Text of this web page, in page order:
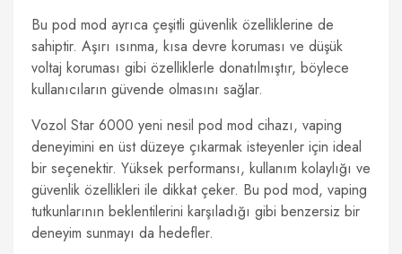
Bu pod mod ayrıca çeşitli güvenlik özelliklerine de
sahiptir. Aşırı ısınma, kısa devre koruması ve düşük
voltaj koruması gibi özelliklerle donatılmıştır, böylece
kullanıcıların güvende olmasını sağlar.
Vozol Star 6000 yeni nesil pod mod cihazı, vaping
deneyimini en üst düzeye çıkarmak isteyenler için ideal
bir seçenektir. Yüksek performansı, kullanım kolaylığı ve
güvenlik özellikleri ile dikkat çeker. Bu pod mod, vaping
tutkunlarının beklentilerini karşıladığı gibi benzersiz bir
deneyim sunmayı da hedefler.